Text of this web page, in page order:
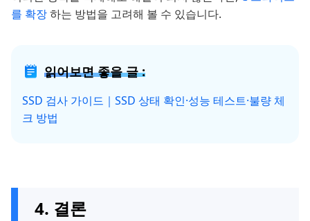
를 확장하는 방법을 고려해 볼 수 있습니다.
읽어보면 좋을 글 :
SSD 검사 가이드｜SSD 상태 확인·성능 테스트·불량 체
크 방법
4. 결론